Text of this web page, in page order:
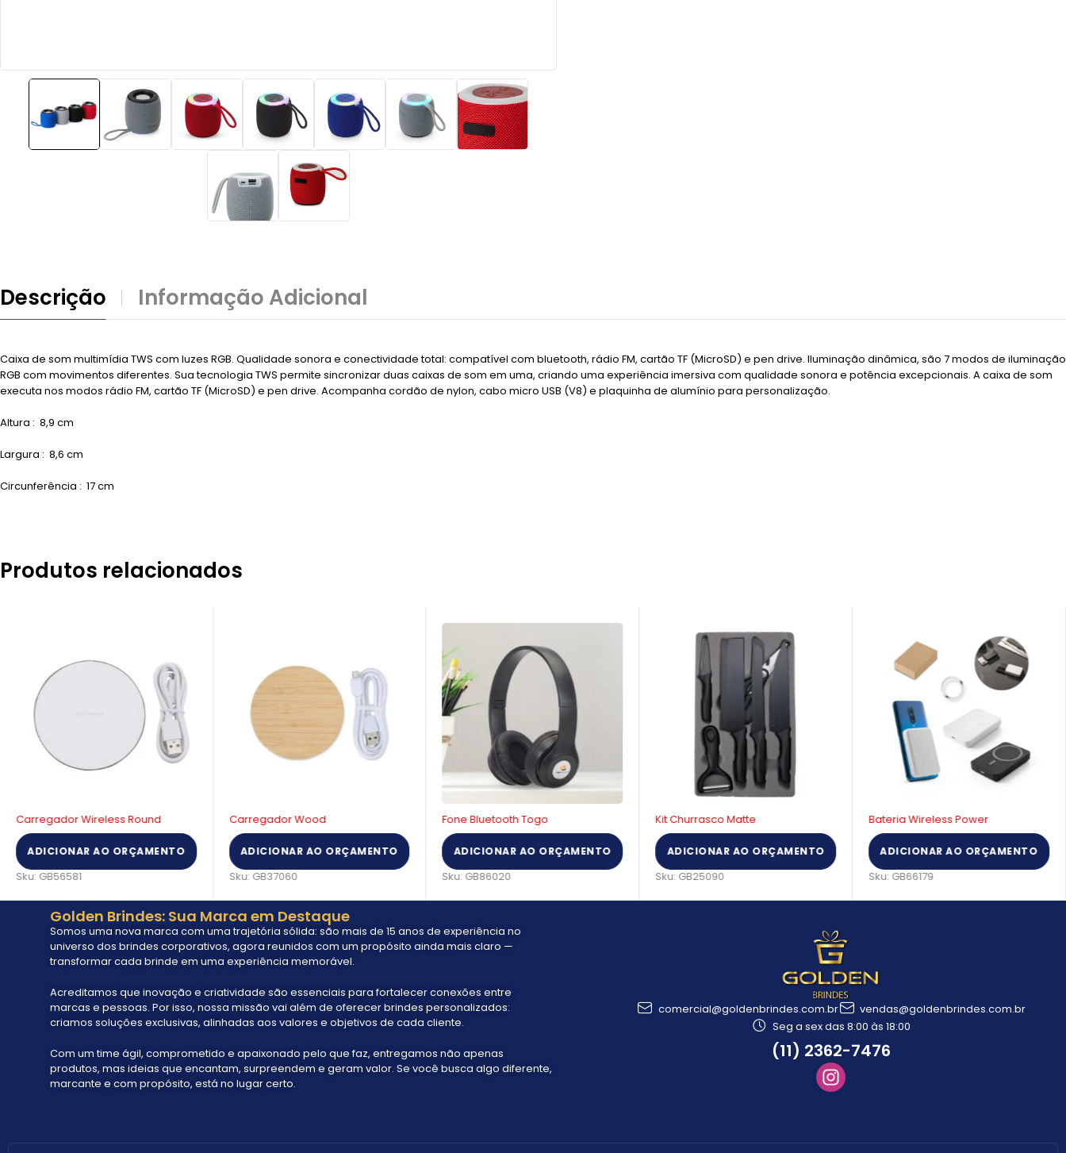
Descrição Informação Adicional
Caixa de som multimídia TWS com luzes RGB. Qualidade sonora e conectividade total: compatível com bluetooth, rádio FM, cartão TF (MicroSD) e pen drive. Iluminação dinâmica, são 7 modos de iluminação
RGB com movimentos diferentes. Sua tecnologia TWS permite sincronizar duas caixas de som em uma, criando uma experiência imersiva com qualidade sonora e potência excepcionais. A caixa de som
executa nos modos rádio FM, cartão TF (MicroSD) e pen drive. Acompanha cordão de nylon, cabo micro USB (V8) e plaquinha de alumínio para personalização.
Altura : 8,9 cm
Largura : 8,6 cm
Circunferência : 17 cm
Produtos relacionados
Carregador Wireless Round
ADICIONAR AO ORÇAMENTO
Sku: GB56581
Carregador Wood
ADICIONAR AO ORÇAMENTO
Sku: GB37060
Fone Bluetooth Togo
ADICIONAR AO ORÇAMENTO
Sku: GB86020
Kit Churrasco Matte
ADICIONAR AO ORÇAMENTO
Sku: GB25090
Bateria Wireless Power
ADICIONAR AO ORÇAMENTO
Sku: GB66179
Golden Brindes: Sua Marca em Destaque
Somos uma nova marca com uma trajetória sólida: são mais de 15 anos de experiência no
universo dos brindes corporativos, agora reunidos com um propósito ainda mais claro —
transformar cada brinde em uma experiência memorável.
Acreditamos que inovação e criatividade são essenciais para fortalecer conexões entre
marcas e pessoas. Por isso, nossa missão vai além de oferecer brindes personalizados:
criamos soluções exclusivas, alinhadas aos valores e objetivos de cada cliente.
Com um time ágil, comprometido e apaixonado pelo que faz, entregamos não apenas
produtos, mas ideias que encantam, surpreendem e geram valor. Se você busca algo diferente,
marcante e com propósito, está no lugar certo.
comercial@goldenbrindes.com.br
vendas@goldenbrindes.com.br
Seg a sex das 8:00 às 18:00
(11) 2362-7476